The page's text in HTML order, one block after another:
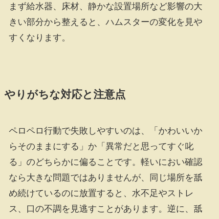
まず給水器、床材、静かな設置場所など影響の大
きい部分から整えると、ハムスターの変化を見や
すくなります。
やりがちな対応と注意点
ペロペロ行動で失敗しやすいのは、「かわいいか
らそのままにする」か「異常だと思ってすぐ叱
る」のどちらかに偏ることです。軽いにおい確認
なら大きな問題ではありませんが、同じ場所を舐
め続けているのに放置すると、水不足やストレ
ス、口の不調を見逃すことがあります。逆に、舐